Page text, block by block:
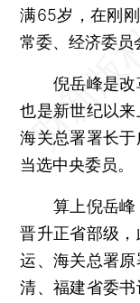
满65岁，在刚
常委、经济委员
倪岳峰是改革
也是新世纪以
海关总署署长
当选中央委员。
算上倪岳峰
晋升正省部级
运、海关总署
清、福建省委